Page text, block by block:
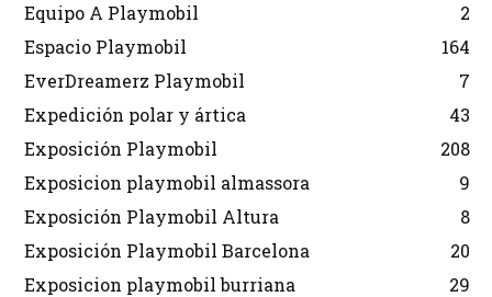
Equipo A Playmobil
2
Espacio Playmobil
164
EverDreamerz Playmobil
7
Expedición polar y ártica
43
Exposición Playmobil
208
Exposicion playmobil almassora
9
Exposición Playmobil Altura
8
Exposición Playmobil Barcelona
20
Exposicion playmobil burriana
29